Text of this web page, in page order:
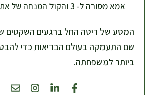
אמא מסורה ל- 3 והקול המנחה של אתר נוטרי-מאיה
המסע של ריטה החל ברגעים השקטים
שם התעמקה בעולם הבריאות כדי
ביותר למשפחתה.